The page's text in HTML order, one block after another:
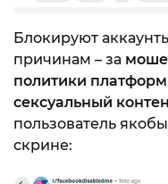
Блокируют
причинам – за
политики
сексуальный
пользователь
скрине: